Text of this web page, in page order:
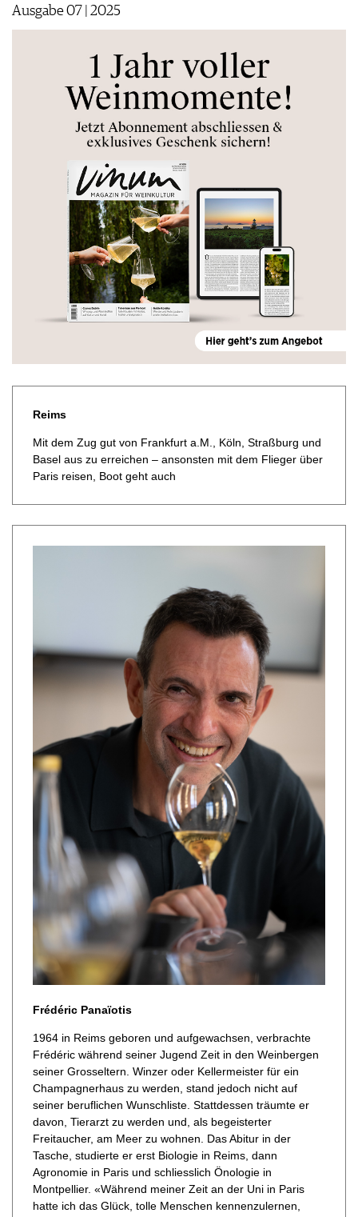
Ausgabe 07 | 2025
Reims
Mit dem Zug gut von Frankfurt a.M., Köln, Straßburg und
Basel aus zu erreichen – ansonsten mit dem Flieger über
Paris reisen, Boot geht auch
Frédéric Panaïotis
1964 in Reims geboren und aufgewachsen, verbrachte
Frédéric während seiner Jugend Zeit in den Weinbergen
seiner Grosseltern. Winzer oder Kellermeister für ein
Champagnerhaus zu werden, stand jedoch nicht auf
seiner beruflichen Wunschliste. Stattdessen träumte er
davon, Tierarzt zu werden und, als begeisterter
Freitaucher, am Meer zu wohnen. Das Abitur in der
Tasche, studierte er erst Biologie in Reims, dann
Agronomie in Paris und schliesslich Önologie in
Montpellier. «Während meiner Zeit an der Uni in Paris
hatte ich das Glück, tolle Menschen kennenzulernen,